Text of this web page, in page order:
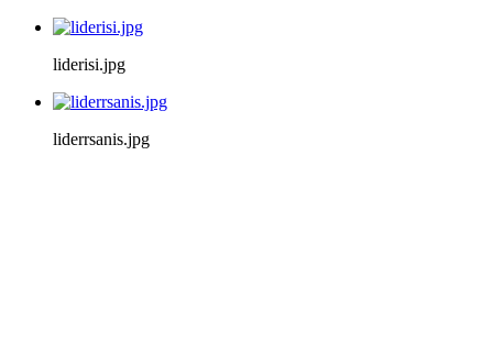
liderisi.jpg
liderrsanis.jpg